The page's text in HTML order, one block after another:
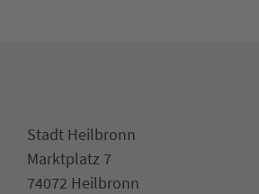
Stadt Heilbronn
Marktplatz 7
74072 Heilbronn